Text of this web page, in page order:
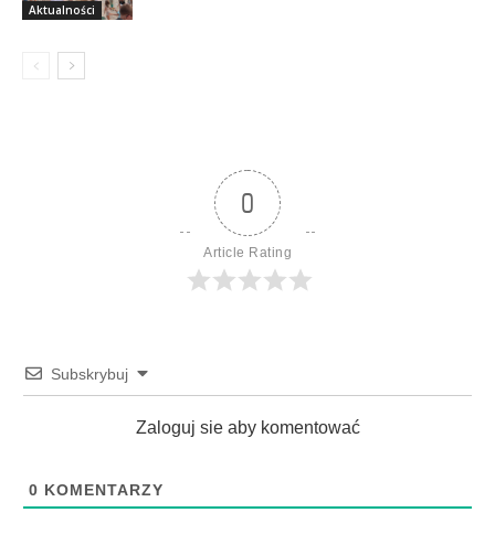
Aktualności
0
Article Rating
Subskrybuj
Zaloguj sie aby komentować
0 KOMENTARZY